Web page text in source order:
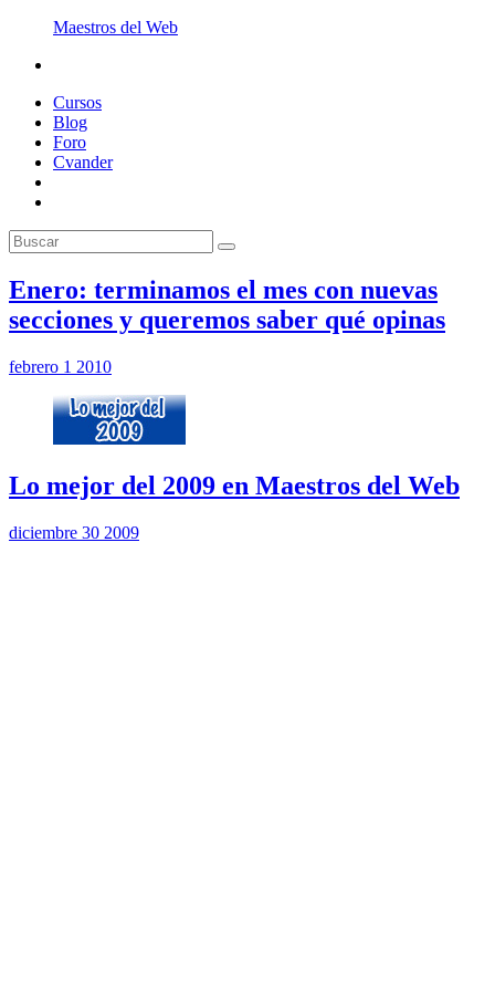
Maestros del Web
Cursos
Blog
Foro
Cvander
Enero: terminamos el mes con nuevas
secciones y queremos saber qué opinas
febrero 1 2010
Lo mejor del 2009 en Maestros del Web
diciembre 30 2009